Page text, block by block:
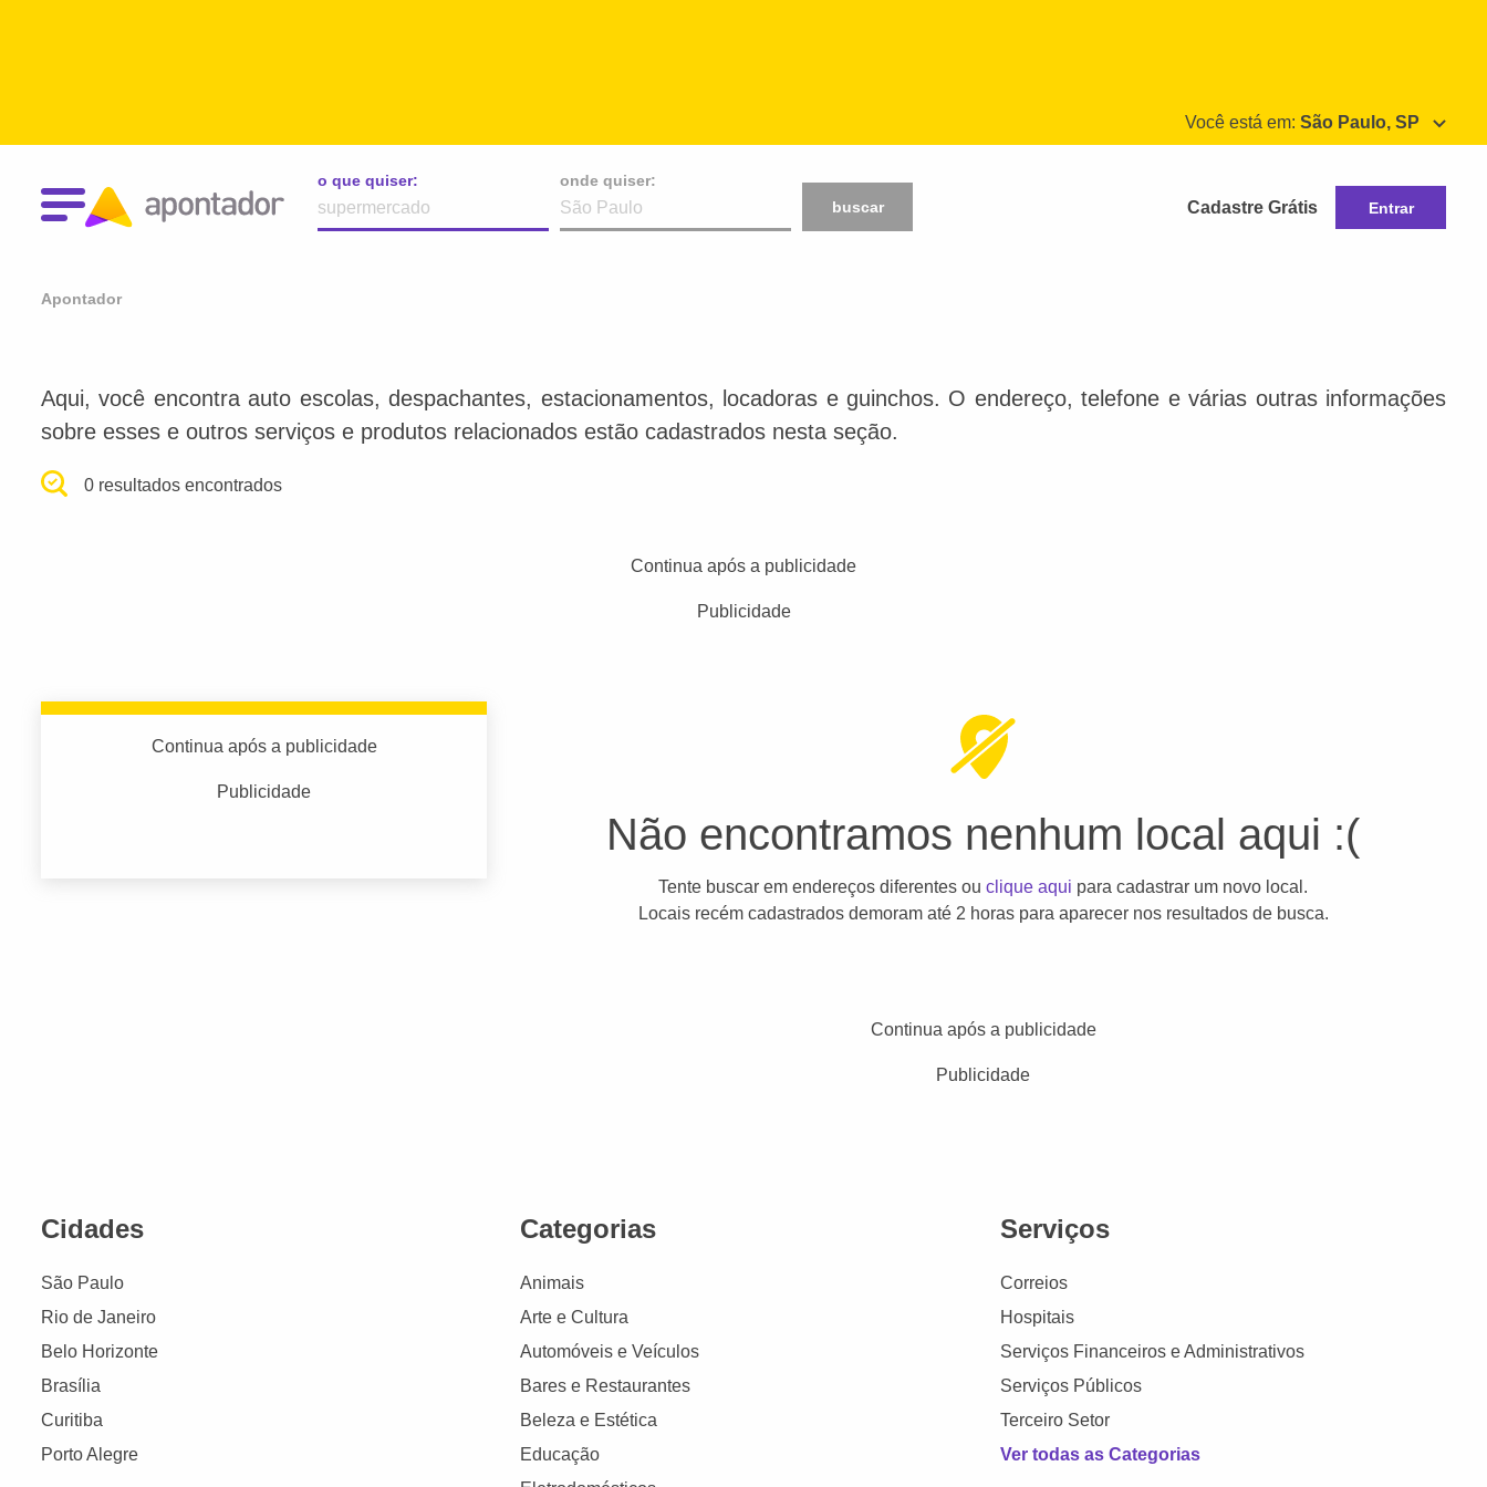
Você está em: São Paulo, SP
o que quiser:
onde quiser:
buscar
Cadastre Grátis Entrar
Apontador
Aqui, você encontra auto escolas, despachantes, estacionamentos, locadoras e guinchos. O endereço, telefone e várias outras informações
sobre esses e outros serviços e produtos relacionados estão cadastrados nesta seção.
0 resultados encontrados
Continua após a publicidade
Publicidade
Continua após a publicidade
Publicidade
Não encontramos nenhum local aqui :(
Tente buscar em endereços diferentes ouclique aqui para cadastrar um novo local.
Locais recém cadastrados demoram até 2 horas para aparecer nos resultados de busca.
Continua após a publicidade
Publicidade
Cidades
São Paulo
Rio de Janeiro
Belo Horizonte
Brasília
Curitiba
Porto Alegre
Categorias
Animais
Arte e Cultura
Automóveis e Veículos
Bares e Restaurantes
Beleza e Estética
Educação
Serviços
Correios
Hospitais
Serviços Financeiros e Administrativos
Serviços Públicos
Terceiro Setor
Ver todas as Categorias